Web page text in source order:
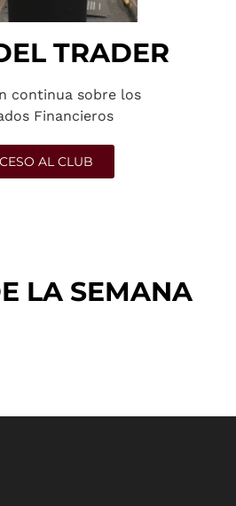
TRADER
continua sobre los
Financieros
AL CLUB
LA SEMANA